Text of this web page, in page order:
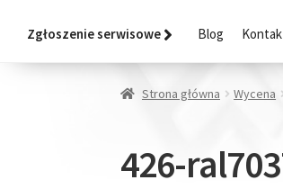
Zgłoszenie serwisowe Blog
Strona główna Wycena
426-